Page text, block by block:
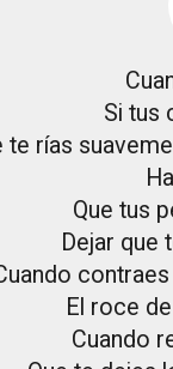
Si tus
te rías
Que tus
Dejar que
El roce
Cuando